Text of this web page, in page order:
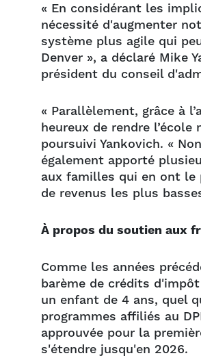
« En considérant les
nécessité d'augmenter
système plus agile qui
Denver », a déclaré Mike
président du conseil
« Parallèlement, grâce à
heureux de rendre
poursuivi Yankovich. «
également apporté
aux familles qui en ont le
de revenus les plus
À propos du soutien aux
Comme les années
barème de crédits
un enfant de 4 ans, quel
programmes affiliés au
approuvée pour la
s'étendre jusqu'en 2026.